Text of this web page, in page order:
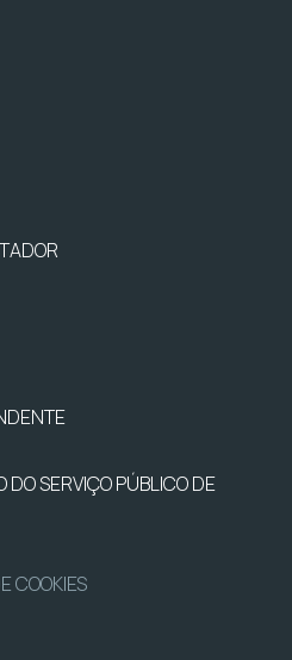
SERVIÇO PÚBLICO DE
COOKIES